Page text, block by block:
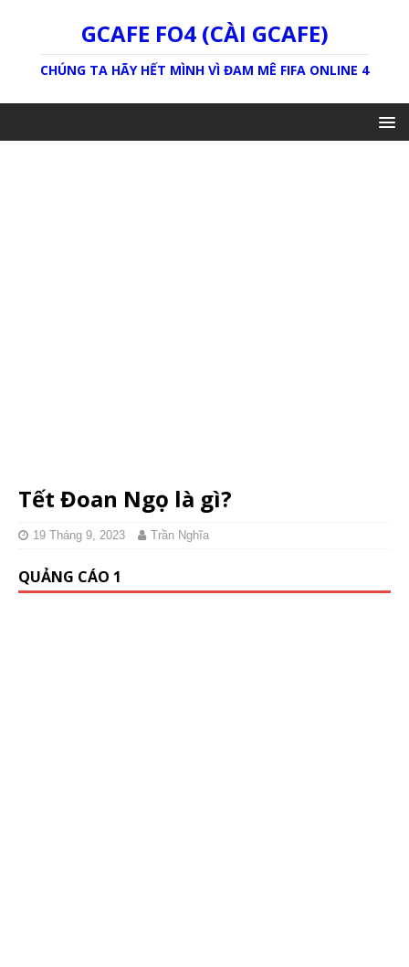
GCAFE FO4 (CÀI GCAFE)
CHÚNG TA HÃY HẾT MÌNH VÌ ĐAM MÊ FIFA ONLINE 4
Tết Đoan Ngọ là gì?
19 Tháng 9, 2023 Trần Nghĩa
QUẢNG CÁO 1